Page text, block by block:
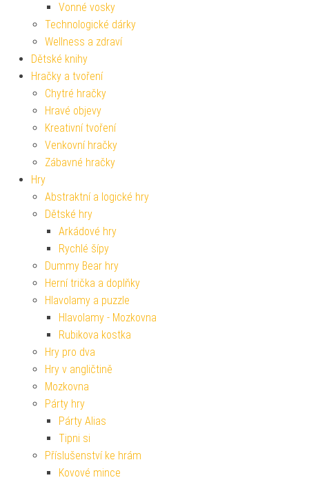
Vonné vosky
Technologické dárky
Wellness a zdraví
Dětské knihy
Hračky a tvoření
Chytré hračky
Hravé objevy
Kreativní tvoření
Venkovní hračky
Zábavné hračky
Hry
Abstraktní a logické hry
Dětské hry
Arkádové hry
Rychlé šípy
Dummy Bear hry
Herní trička a doplňky
Hlavolamy a puzzle
Hlavolamy - Mozkovna
Rubikova kostka
Hry pro dva
Hry v angličtině
Mozkovna
Párty hry
Párty Alias
Tipni si
Příslušenství ke hrám
Kovové mince